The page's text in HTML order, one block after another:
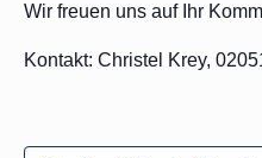
Wir freuen uns auf Ihr
Kontakt: Christel Krey,